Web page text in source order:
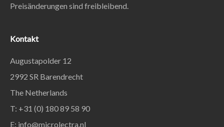
Preisänderungen sind freibleibend.
Kontakt
Augustapolder 12
2992 SR Barendrecht
The Netherlands
T: +31 (0) 180 89 58 90
E: info@microlectra.nl